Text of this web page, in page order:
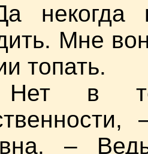
некогда
Мне
топать.
в
–